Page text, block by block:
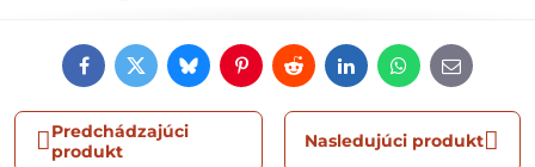
FacebookTwitterBlueskyPinterestRedditLinkedInWhatsApp
E-
mail
Predchádzajúci
produkt
Nasledujúci produkt